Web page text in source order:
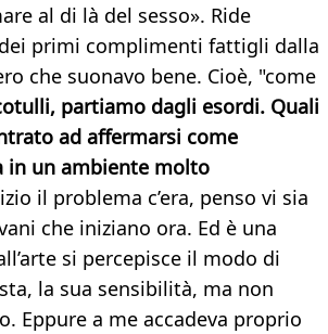
al di là del sesso». Ride
primi complimenti fattigli dalla
che suonavo bene. Cioè, "come
partiamo dagli esordi. Quali
ad affermarsi come
in un ambiente molto
il problema c’era, penso vi sia
che iniziano ora. Ed è una
si percepisce il modo di
la sua sensibilità, ma non
Eppure a me accadeva proprio